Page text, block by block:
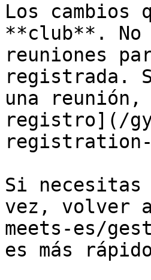
Los
**club**. No
reuniones
registrada.
una
registro](/
registration-
Si necesitas
vez, volver
meets-es/
es más